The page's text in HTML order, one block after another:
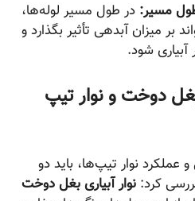
مسیر: در طول مسیر لوله‌ها،
بر میزان آبدهی تأثیر بگذارد و
شود.
دوخت و نوار تیپ
عملکرد نوار تیپ‌ها، باید دو
کرد: نوار آبیاری بغل دوخت